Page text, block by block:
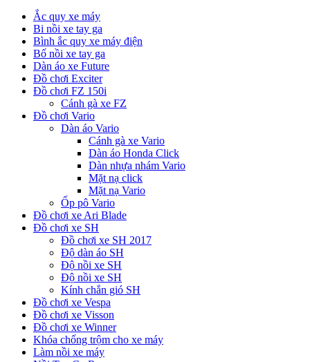
Ắc quy xe máy
Bi nồi xe tay ga
Bình ắc quy xe máy điện
Bố nồi xe tay ga
Dàn áo xe Future
Đồ chơi Exciter
Đồ chơi FZ 150i
Cánh gà xe FZ
Đồ chơi Vario
Dàn áo Vario
Cánh gà xe Vario
Dàn áo Honda Click
Dàn nhựa nhám Vario
Mặt nạ click
Mặt nạ Vario
Ốp pô Vario
Đồ chơi xe Ari Blade
Đồ chơi xe SH
Đồ chơi xe SH 2017
Độ dàn áo SH
Độ nồi xe SH
Độ nồi xe SH
Kính chắn gió SH
Đồ chơi xe Vespa
Đồ chơi xe Visson
Đồ chơi xe Winner
Khóa chống trộm cho xe máy
Làm nồi xe máy